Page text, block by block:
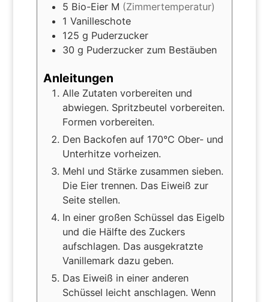
5 Bio-Eier M (Zimmertemperatur)
1 Vanilleschote
125 g Puderzucker
30 g Puderzucker zum Bestäuben
Anleitungen
Alle Zutaten vorbereiten und
abwiegen. Spritzbeutel vorbereiten.
Formen vorbereiten.
Den Backofen auf 170°C Ober- und
Unterhitze vorheizen.
Mehl und Stärke zusammen sieben.
Die Eier trennen. Das Eiweiß zur
Seite stellen.
In einer großen Schüssel das Eigelb
und die Hälfte des Zuckers
aufschlagen. Das ausgekratzte
Vanillemark dazu geben.
Das Eiweiß in einer anderen
Schüssel leicht anschlagen. Wenn